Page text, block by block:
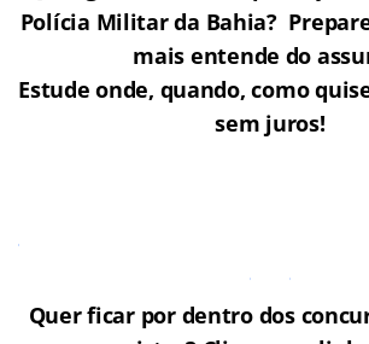
Polícia Militar da Bahia?
mais entende do
Estude onde, quando, como
sem juros!
Quer ficar por dentro dos